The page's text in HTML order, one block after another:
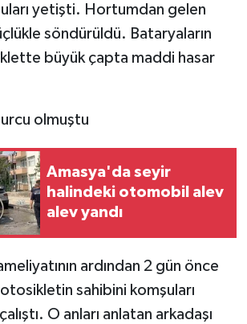
yetişti. Hortumdan gelen
söndürüldü. Bataryaların
büyük çapta maddi hasar
olmuştu
Amasya'da seyir
halindeki otomobil alev
alev yandı
ardından 2 gün önce
sahibini komşuları
O anları anlatan arkadaşı